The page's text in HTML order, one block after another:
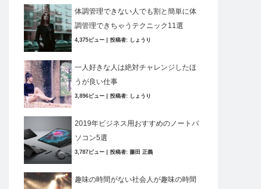
体調管理できない人でも割と簡単に体
調管理できちゃうテクニック11選
4,375ビュー 投稿者: しょうり
一人好きな人は絶対チャレンジしたほ
うが良い仕事
3,896ビュー 投稿者: しょうり
2019年ビジネス用おすすめのノートパ
ソコン5選
3,787ビュー 投稿者: 藤田 正義
趣味の時間がない社会人が趣味の時間